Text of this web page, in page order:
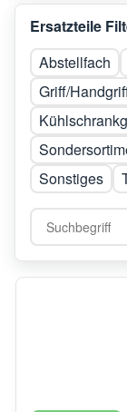
Ersatzteile
Abstellfach
Griff/
Sonstiges